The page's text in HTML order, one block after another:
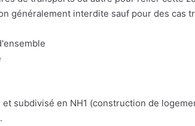
généralement interdite sauf pour des cas
subdivisé en NH1 (construction de